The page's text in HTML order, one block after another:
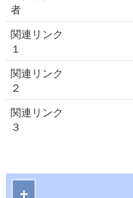
者
関連リンク
１
関連リンク
２
関連リンク
３
+